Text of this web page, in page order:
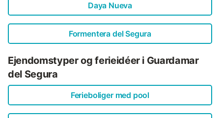
Daya Nueva
Formentera del Segura
Ejendomstyper og ferieidéer i Guardamar
del Segura
Ferieboliger med pool